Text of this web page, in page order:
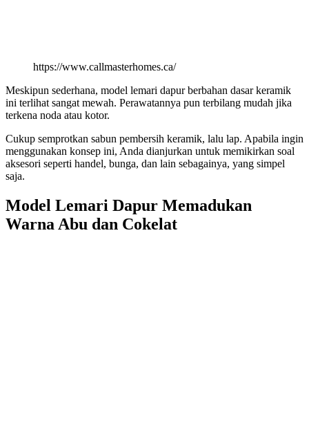
https://www.callmasterhomes.ca/
Meskipun sederhana, model lemari dapur berbahan dasar keramik
ini terlihat sangat mewah. Perawatannya pun terbilang mudah jika
terkena noda atau kotor.
Cukup semprotkan sabun pembersih keramik, lalu lap. Apabila ingin
menggunakan konsep ini, Anda dianjurkan untuk memikirkan soal
aksesori seperti handel, bunga, dan lain sebagainya, yang simpel
saja.
Model Lemari Dapur Memadukan
Warna Abu dan Cokelat